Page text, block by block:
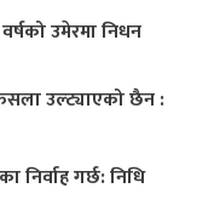
उमेरमा निधन
उल्ट्याएको छैन :
निर्वाह गर्छ: निधि